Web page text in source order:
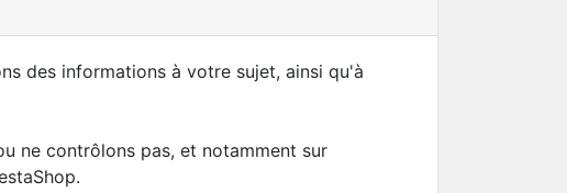
des informations à votre sujet, ainsi qu'à
ne contrôlons pas, et notamment sur